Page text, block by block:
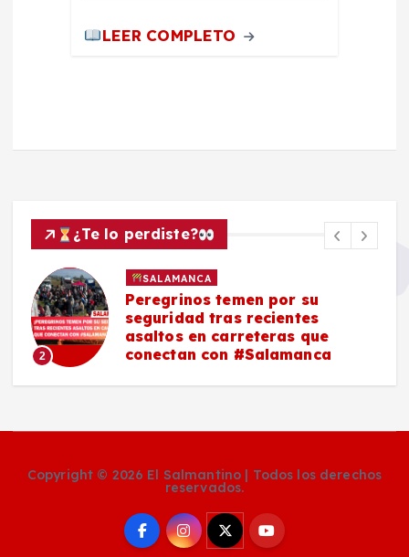
LEER COMPLETO
¿Te lo perdiste?
2
SALAMANCA
Peregrinos temen por su
seguridad tras recientes
asaltos en carreteras que
conectan con #Salamanca
Copyright © 2026 El Salmantino | Todos los derechos
reservados.